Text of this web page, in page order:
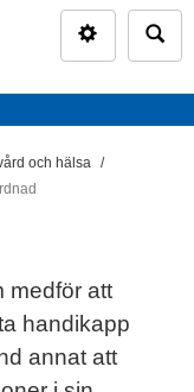
och hälsa
medför att
handikapp
annat att